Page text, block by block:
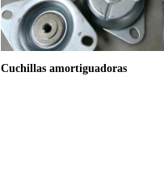
Cuchillas amortiguadoras